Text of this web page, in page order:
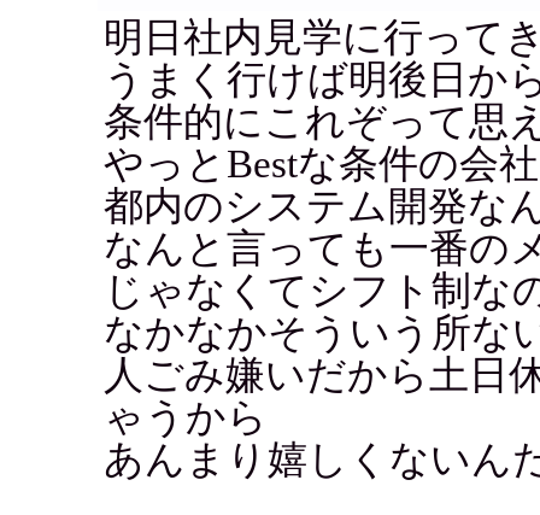
明日社内見学に行って
うまく行けば明後日か
条件的にこれぞって思
やっとBestな条件の会
都内のシステム開発な
なんと言っても一番の
じゃなくてシフト制な
なかなかそういう所な
人ごみ嫌いだから土日
ゃうから
あんまり嬉しくないん